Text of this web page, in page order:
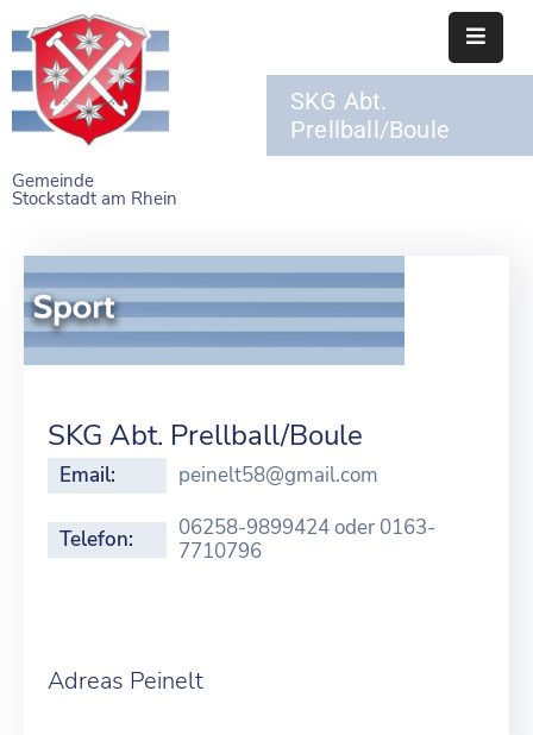
Gemeinde
Stockstadt am Rhein
STARTSEITE
BÜRGERSERVICE
NAHERHOLUNG
FREIZEITEINRICHTUNGEN
VEREINE
SKG Abt.
Prellball/Boule
SKG Abt. Prellball/Boule
Email: peinelt58@gmail.com
Telefon:
06258-9899424 oder 0163-
7710796
Adreas Peinelt